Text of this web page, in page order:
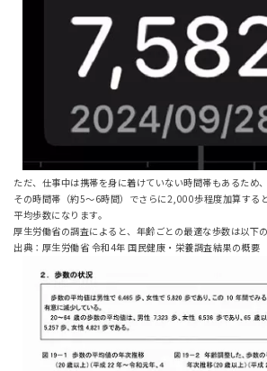
ただ、仕事中は携帯を身に着けていない時間帯もあるため、
その時間帯（約5〜6時間）でさらに2,000歩程度加算する
平均歩数になります。
厚生労働省の調査によると、年齢ごとの最適な歩数は以下
出典：厚生労働省 令和4年 国民健康・栄養調査結果の概要